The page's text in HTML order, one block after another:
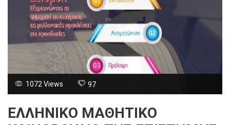
1072 Views 97
ΕΛΛΗΝΙΚΟ ΜΑΘΗΤΙΚΟ